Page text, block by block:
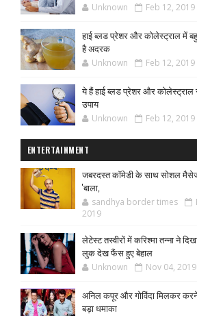
Unknown Feb 12, 2019
हाई ब्लड प्रेशर और कोलेस्ट्राल में
है अदरक
Unknown Feb 12, 2019
ये हैं हाई ब्लड प्रेशर और
उपाय
Unknown Feb 12, 2019
ENTERTAINMENT
जबरदस्त कॉमेडी के साथ सोशल
'बाला,
sandhya border times
2019
लेटेस्ट तस्वीरों में करिश्मा तन्ना ने
लुक देख फैंस हुए बेहाल
Unknown Nov 04, 2019
अनिल कपूर और गोविंदा मिलकर
बड़ा धमाका